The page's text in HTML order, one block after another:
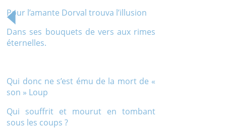
Pour l’amante Dorval trouva l’illusion
Dans ses bouquets de vers aux rimes
éternelles.
Qui donc ne s’est ému de la mort de «
son » Loup
Qui souffrit et mourut en tombant
sous les coups ?